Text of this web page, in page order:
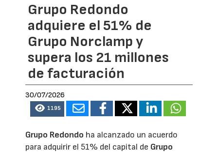
Grupo Redondo
adquiere el 51% de
Grupo Norclamp y
supera los 21 millones
de facturación
30/07/2026
1195
Grupo Redondo ha alcanzado un acuerdo
para adquirir el 51% del capital de Grupo